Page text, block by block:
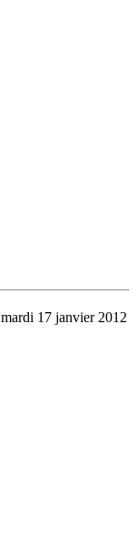
17 janvier 2012